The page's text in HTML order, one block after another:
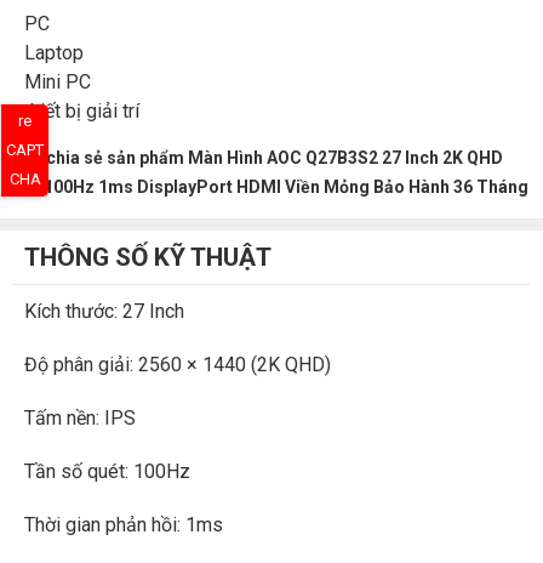
PC
Laptop
Mini PC
thiết bị giải trí
Hãy chia sẻ sản phẩm Màn Hình AOC Q27B3S2 27 Inch 2K QHD
IPS 100Hz 1ms DisplayPort HDMI Viền Mỏng Bảo Hành 36 Tháng
THÔNG SỐ KỸ THUẬT
Kích thước: 27 Inch
Độ phân giải: 2560 × 1440 (2K QHD)
Tấm nền: IPS
Tần số quét: 100Hz
Thời gian phản hồi: 1ms
re
CAPT
CHA